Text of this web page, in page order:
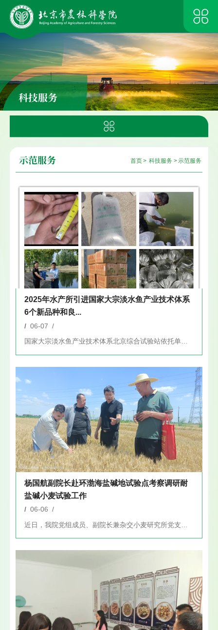
科技服务
首页> 科技服务 >示范服务
示范服务
2025年水产所引进国家大宗淡水鱼产业技术体系
6个新品种和良...
/ 06-07 /
杨国航副院长赴环渤海盐碱地试验点考察调研耐
盐碱小麦试验工作
/ 06-06 /